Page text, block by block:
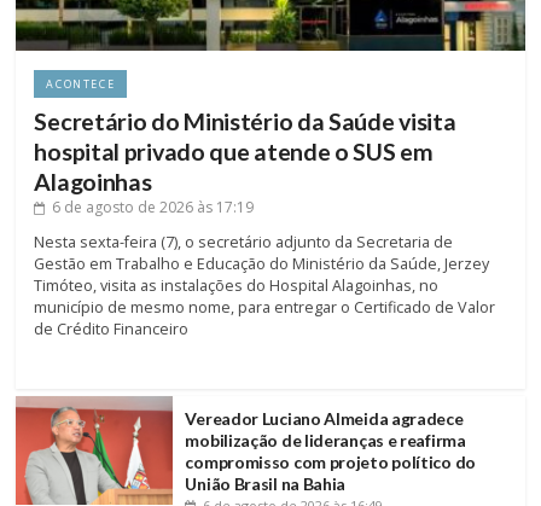
ACONTECE
Secretário do Ministério da Saúde visita
hospital privado que atende o SUS em
Alagoinhas
6 de agosto de 2026 às 17:19
Nesta sexta-feira (7), o secretário adjunto da Secretaria de
Gestão em Trabalho e Educação do Ministério da Saúde, Jerzey
Timóteo, visita as instalações do Hospital Alagoinhas, no
município de mesmo nome, para entregar o Certificado de Valor
de Crédito Financeiro
Vereador Luciano Almeida agradece
mobilização de lideranças e reafirma
compromisso com projeto político do
União Brasil na Bahia